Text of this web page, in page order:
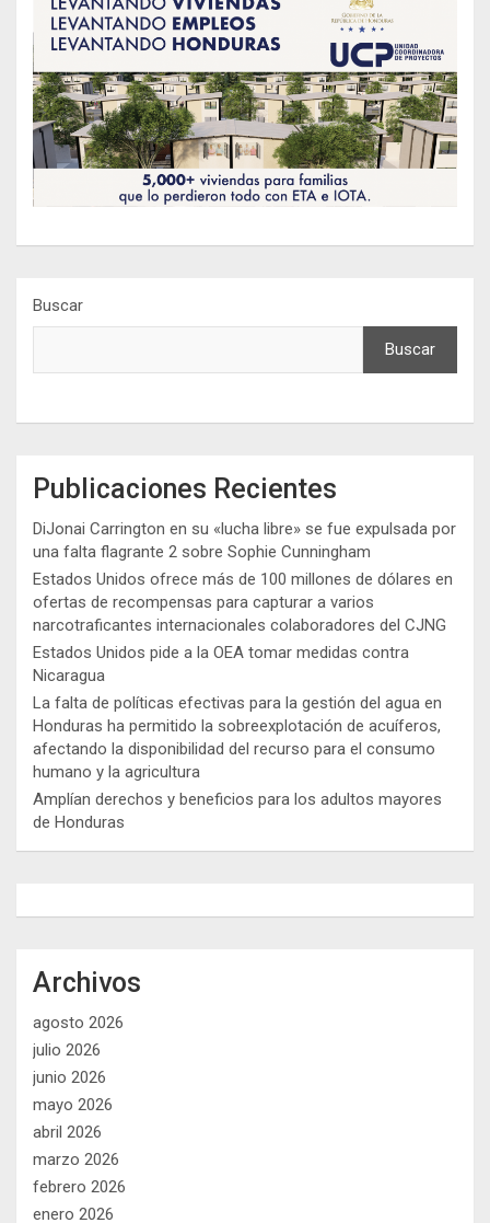
Buscar
Buscar
Publicaciones Recientes
DiJonai Carrington en su «lucha libre» se fue expulsada por
una falta flagrante 2 sobre Sophie Cunningham
Estados Unidos ofrece más de 100 millones de dólares en
ofertas de recompensas para capturar a varios
narcotraficantes internacionales colaboradores del CJNG
Estados Unidos pide a la OEA tomar medidas contra
Nicaragua
La falta de políticas efectivas para la gestión del agua en
Honduras ha permitido la sobreexplotación de acuíferos,
afectando la disponibilidad del recurso para el consumo
humano y la agricultura
Amplían derechos y beneficios para los adultos mayores
de Honduras
Archivos
agosto 2026
julio 2026
junio 2026
mayo 2026
abril 2026
marzo 2026
febrero 2026
enero 2026